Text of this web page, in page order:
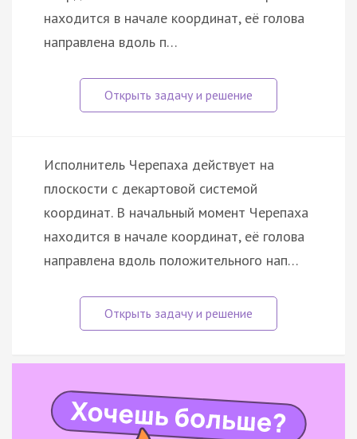
находится в начале координат, её голова
направлена вдоль п…
Исполнитель Черепаха действует на
плоскости с декартовой системой
координат. В начальный момент Черепаха
находится в начале координат, её голова
направлена вдоль положительного нап…